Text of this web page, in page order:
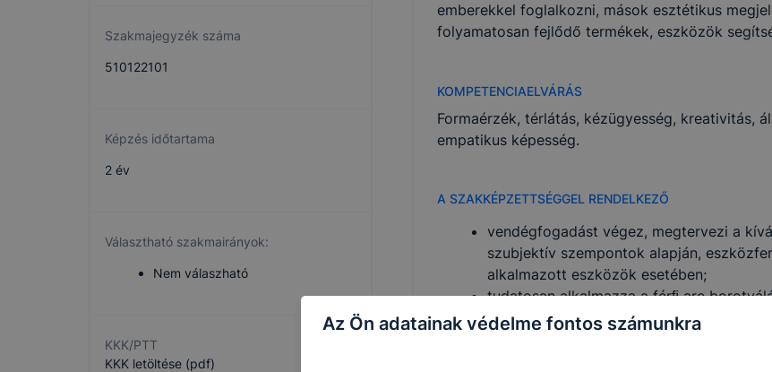
Szakmajegyzék száma
510122101
Képzés időtartama
2 év
Választható szakmairányok:
Nem válaszható
KKK/PTT
KKK letöltése (pdf)
emberekkel foglalkozni, mások esztétikus
folyamatosan fejlődő termékek, eszközök
KOMPETENCIAELVÁRÁS
Formaérzék, térlátás, kézügyesség, kreativitás,
empatikus képesség.
A SZAKKÉPZETTSÉGGEL RENDELKEZŐ
vendégfogadást végez, megtervezi a
szubjektív szempontok alapján,
alkalmazott eszközök esetében;
tudatosan alkalmazza a férﬁ arc
hajszárítási technológiákat,
megtervezi a haj színváltoztatásait,
Az Ön adatainak védelme fontos számunkra